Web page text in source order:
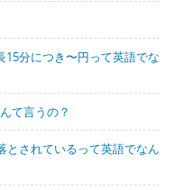
分につき〜円って英語でな
て言うの？
とされているって英語でなん